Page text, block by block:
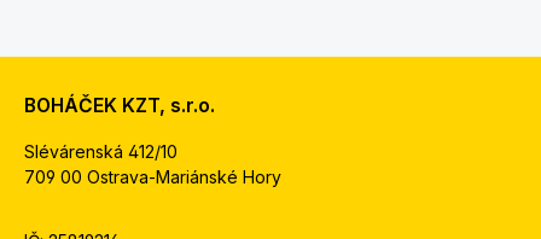
BOHÁČEK KZT, s.r.o.
Slévárenská 412/10
709 00 Ostrava-Mariánské Hory